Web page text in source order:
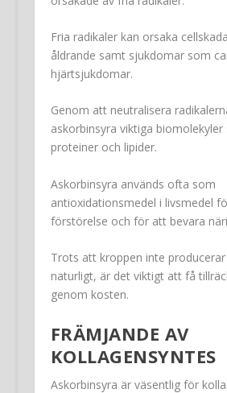
Fria radikaler kan orsaka
åldrande samt sjukdomar som
hjärtsjukdomar.
Genom att neutralisera
askorbinsyra viktiga
proteiner och lipider.
Askorbinsyra används ofta som
antioxidationsmedel i livsmedel
förstörelse och för att bevara
Trots att kroppen inte
naturligt, är det viktigt att få
genom kosten.
FRÄMJANDE AV
KOLLAGENSYNTES
Askorbinsyra är väsentlig för